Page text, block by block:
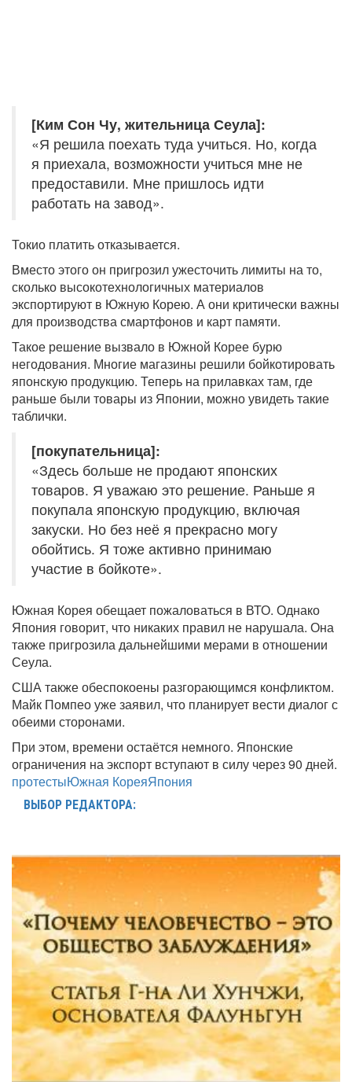
[Ким Сон Чу, жительница Сеула]:
«Я решила поехать туда учиться. Но, когда
я приехала, возможности учиться мне не
предоставили. Мне пришлось идти
работать на завод».
Токио платить отказывается.
Вместо этого он пригрозил ужесточить лимиты на то,
сколько высокотехнологичных материалов
экспортируют в Южную Корею. А они критически важны
для производства смартфонов и карт памяти.
Такое решение вызвало в Южной Корее бурю
негодования. Многие магазины решили бойкотировать
японскую продукцию. Теперь на прилавках там, где
раньше были товары из Японии, можно увидеть такие
таблички.
[покупательница]:
«Здесь больше не продают японских
товаров. Я уважаю это решение. Раньше я
покупала японскую продукцию, включая
закуски. Но без неё я прекрасно могу
обойтись. Я тоже активно принимаю
участие в бойкоте».
Южная Корея обещает пожаловаться в ВТО. Однако
Япония говорит, что никаких правил не нарушала. Она
также пригрозила дальнейшими мерами в отношении
Сеула.
США также обеспокоены разгорающимся конфликтом.
Майк Помпео уже заявил, что планирует вести диалог с
обеими сторонами.
При этом, времени остаётся немного. Японские
ограничения на экспорт вступают в силу через 90 дней.
протестыЮжная КореяЯпония
ВЫБОР РЕДАКТОРА: